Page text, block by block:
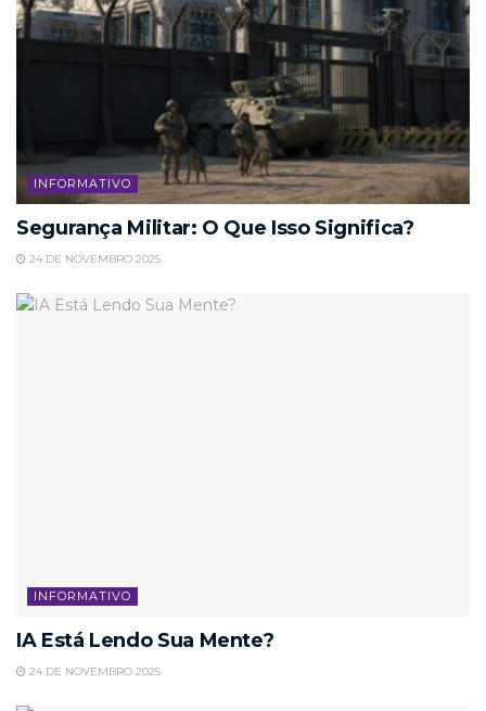
INFORMATIVO
Segurança Militar: O Que Isso Significa?
24 DE NOVEMBRO 2025
INFORMATIVO
IA Está Lendo Sua Mente?
24 DE NOVEMBRO 2025